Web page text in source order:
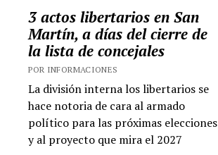
3 actos libertarios en San
Martín, a días del cierre de
la lista de concejales
POR INFORMACIONES
La división interna los libertarios se
hace notoria de cara al armado
político para las próximas elecciones
y al proyecto que mira el 2027